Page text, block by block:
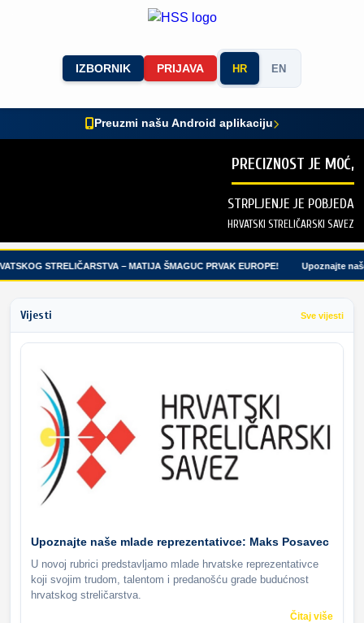
IZBORNIK PRIJAVA HR EN
Preuzmi našu Android aplikaciju
PRECIZNOST JE MOĆ,
STRPLJENJE JE POBJEDA
HRVATSKI STRELIČARSKI SAVEZ
STRELIČARSTVA – MATIJA ŠMAGUC PRVAK EUROPE! Upoznajte
Vijesti Sve vijesti
Upoznajte naše mlade reprezentativce: Maks Posavec
U novoj rubrici predstavljamo mlade hrvatske reprezentativce
koji svojim trudom, talentom i predanošću grade budućnost
hrvatskog streličarstva.
Čitaj više